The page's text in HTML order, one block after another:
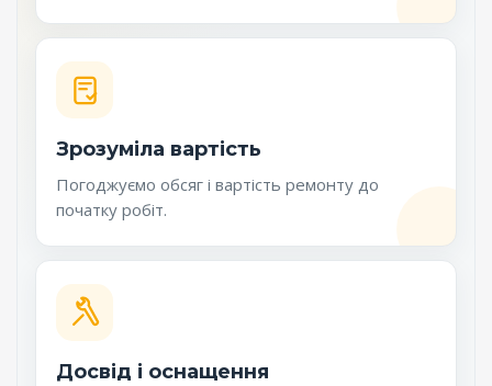
Зрозуміла вартість
Погоджуємо обсяг і вартість ремонту до
початку робіт.
Досвід і оснащення